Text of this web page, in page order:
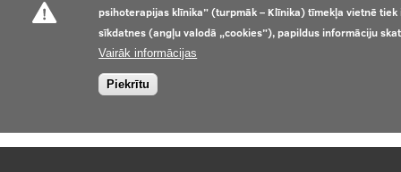
psihoterapijas klīnika” (turpmāk – Klīnika) tīmekļa vietnē tiek
sīkdatnes (angļu valodā „cookies”), papildus informāciju
Vairāk informācijas
Piekrītu